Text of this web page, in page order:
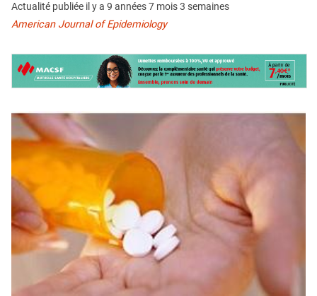
CONTACT
Actualité publiée il y a 9 années 7 mois 3 semaines
American Journal of Epidemiology